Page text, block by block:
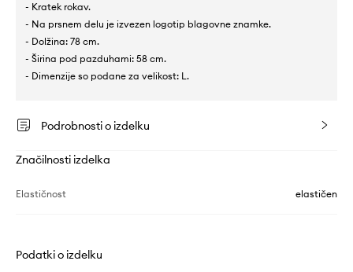
- Kratek rokav.
- Na prsnem delu je izvezen logotip blagovne znamke.
- Dolžina: 78 cm.
- Širina pod pazduhami: 58 cm.
- Dimenzije so podane za velikost: L.
Podrobnosti o izdelku
Značilnosti izdelka
Elastičnost elastičen
Podatki o izdelku